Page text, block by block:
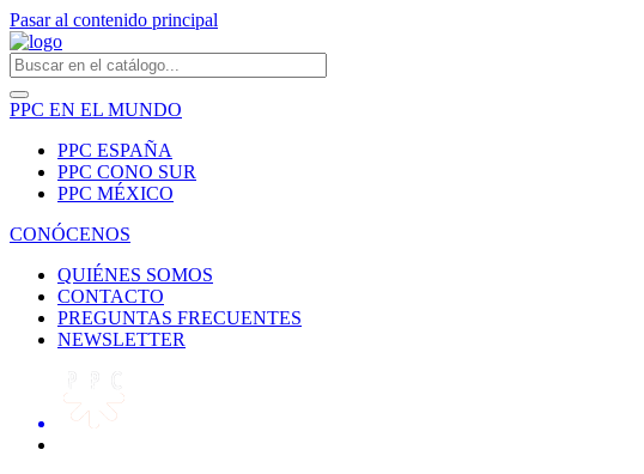
Pasar al contenido principal
PPC EN EL MUNDO
PPC ESPAÑA
PPC CONO SUR
PPC MÉXICO
CONÓCENOS
QUIÉNES SOMOS
CONTACTO
PREGUNTAS FRECUENTES
NEWSLETTER